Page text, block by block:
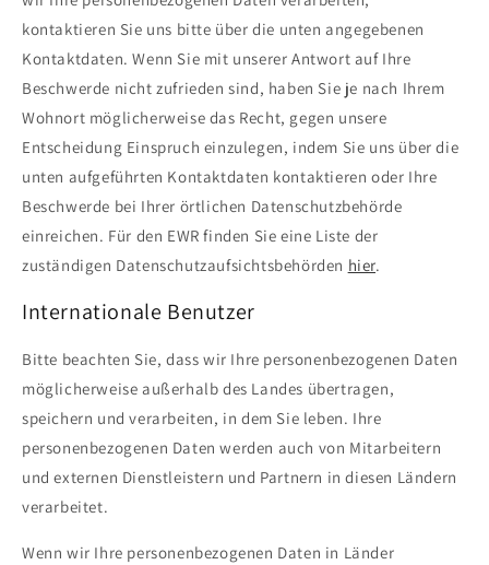
kontaktieren Sie uns bitte über die unten angegebenen
Kontaktdaten. Wenn Sie mit unserer Antwort auf Ihre
Beschwerde nicht zufrieden sind, haben Sie je nach Ihrem
Wohnort möglicherweise das Recht, gegen unsere
Entscheidung Einspruch einzulegen, indem Sie uns über die
unten aufgeführten Kontaktdaten kontaktieren oder Ihre
Beschwerde bei Ihrer örtlichen Datenschutzbehörde
einreichen. Für den EWR finden Sie eine Liste der
zuständigen Datenschutzaufsichtsbehörden hier.
Internationale Benutzer
Bitte beachten Sie, dass wir Ihre personenbezogenen Daten
möglicherweise außerhalb des Landes übertragen,
speichern und verarbeiten, in dem Sie leben. Ihre
personenbezogenen Daten werden auch von Mitarbeitern
und externen Dienstleistern und Partnern in diesen Ländern
verarbeitet.
Wenn wir Ihre personenbezogenen Daten in Länder